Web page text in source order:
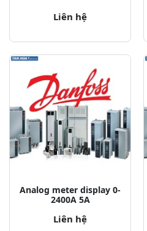
Liên hệ
Analog meter display 0-
2400A 5A
Liên hệ